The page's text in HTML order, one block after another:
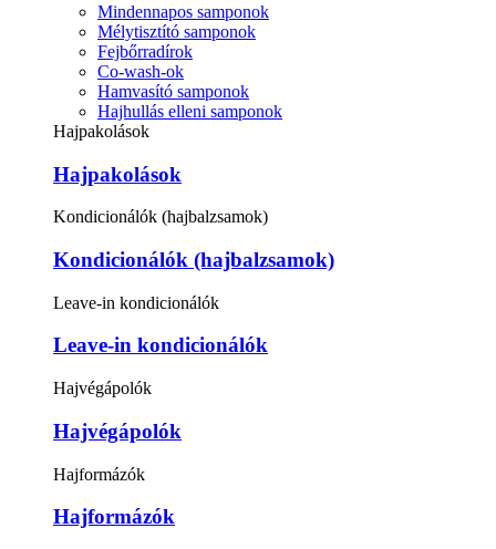
Mindennapos samponok
Mélytisztító samponok
Fejbőrradírok
Co-wash-ok
Hamvasító samponok
Hajhullás elleni samponok
Hajpakolások
Hajpakolások
Kondicionálók (hajbalzsamok)
Kondicionálók (hajbalzsamok)
Leave-in kondicionálók
Leave-in kondicionálók
Hajvégápolók
Hajvégápolók
Hajformázók
Hajformázók